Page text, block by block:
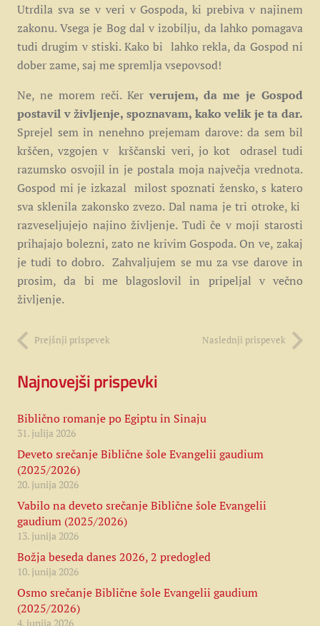
Utrdila sva se v veri v Gospoda, ki prebiva v najinem
zakonu. Vsega je Bog dal v izobilju, da lahko pomagava
tudi drugim v stiski. Kako bi lahko rekla, da Gospod ni
dober zame, saj me spremlja vsepovsod!
Ne, ne morem reči. Ker verujem, da me je Gospod
postavil v življenje, spoznavam, kako velik je ta dar.
Sprejel sem in nenehno prejemam darove: da sem bil
krščen, vzgojen v krščanski veri, jo kot odrasel tudi
razumsko osvojil in je postala moja največja vrednota.
Gospod mi je izkazal milost spoznati žensko, s katero
sva sklenila zakonsko zvezo. Dal nama je tri otroke, ki
razveseljujejo najino življenje. Tudi če v moji starosti
prihajajo bolezni, zato ne krivim Gospoda. On ve, zakaj
je tudi to dobro. Zahvaljujem se mu za vse darove in
prosim, da bi me blagoslovil in pripeljal v večno
življenje.
Prejšnji prispevek Naslednji prispevek
Najnovejši prispevki
Biblično romanje po Egiptu in Sinaju
31. julija 2026
Deveto srečanje Biblične šole Evangelii gaudium
(2025/2026)
20. junija 2026
Vabilo na deveto srečanje Biblične šole Evangelii
gaudium (2025/2026)
13. junija 2026
Božja beseda danes 2026, 2 predogled
10. junija 2026
Osmo srečanje Biblične šole Evangelii gaudium
(2025/2026)
4. junija 2026